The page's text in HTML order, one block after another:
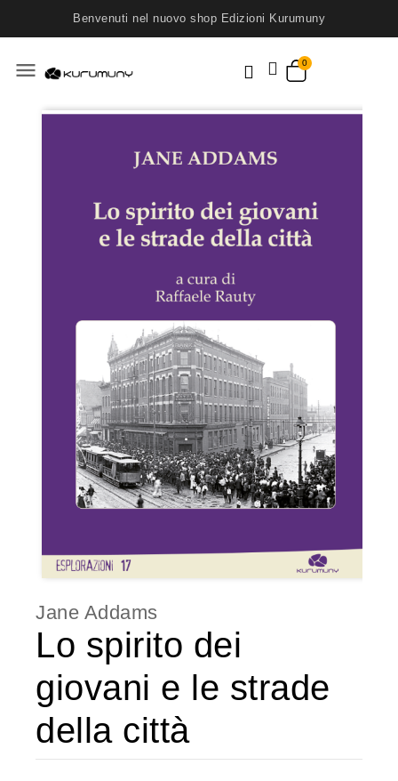
Benvenuti nel nuovo shop Edizioni Kurumuny
menu
Jane Addams
Lo spirito dei
giovani e le strade
della città